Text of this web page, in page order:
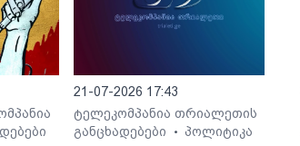
21-07-2026 17:43
ტელეკომპანია თრიალეთის
განცხადებები
• პოლიტიკა